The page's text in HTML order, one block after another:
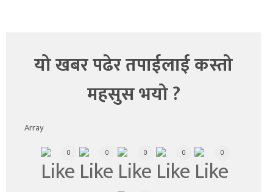
यो खबर पढेर तपाईलाई कस्तो
महसुस भयो ?
Array
0 0 0 0 0